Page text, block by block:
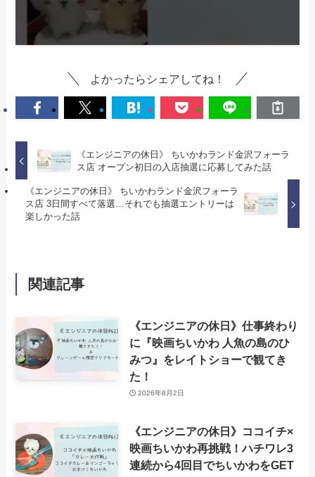
よかったらシェアしてね！
《エンジニアの休日》 ちいかわランド金沢フォーラ
ス店 オープン初日の入店抽選に応募してみた話
《エンジニアの休日》 ちいかわランド金沢フォーラ
ス店 3日間すべて落選…それでも抽選エントリーは
楽しかった話
関連記事
《エンジニアの休日》仕事終わり
に『映画ちいかわ 人魚の島のひ
みつ』をレイトショーで観てき
た！
2026年8月2日
《エンジニアの休日》ココイチ×
映画ちいかわ再挑戦！ハチワレ3
連続から4回目でちいかわをGET